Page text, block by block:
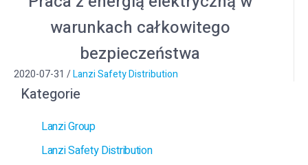
warunkach całkowitego
bezpieczeństwa
2020-07-31 /Lanzi Safety Distribution
Kategorie
Lanzi Group
Lanzi Safety Distribution